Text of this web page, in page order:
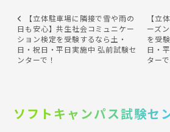
【立体駐車場に隣接で雪や雨の
日も安心】共生社会コミュニケー
ション検定を受験するなら土・
日・祝日・平日実施中 弘前試験セ
ンターで！
【立
ーズ
を受
日・
ターで
ソフトキャンパス試験セ